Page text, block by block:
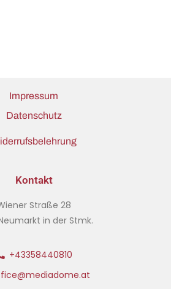
Impressum
Datenschutz
Kontakt
Straße 28
in der Stmk.
+43358440810